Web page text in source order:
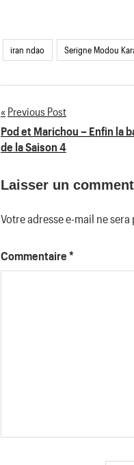
iran ndao Serigne Modou
Navigation
de
l’article
Previous Post
Pod et Marichou – Enfin la
de la Saison 4
Laisser un
Votre adresse e-mail ne sera
Commentaire *